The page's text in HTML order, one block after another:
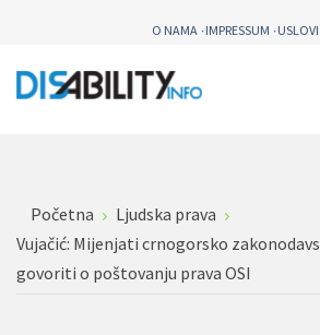
O NAMA IMPRESSUM
Početna
Ljudska prava
Vujačić: Mijenjati crnogorsko
govoriti o poštovanju prava OSI